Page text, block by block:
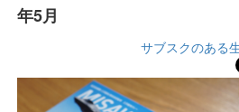
年5月
サブスクのある